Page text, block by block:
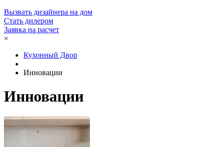
Вызвать дизайнера на дом
Стать дилером
Заявка на расчет
×
Кухонный Двор
Инновации
Инновации